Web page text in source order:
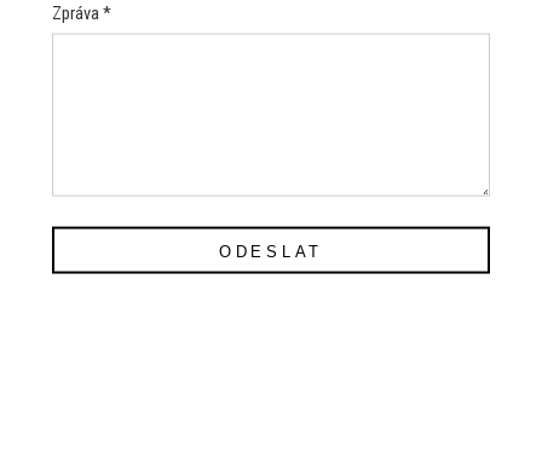
Zpráva *
ODESLAT